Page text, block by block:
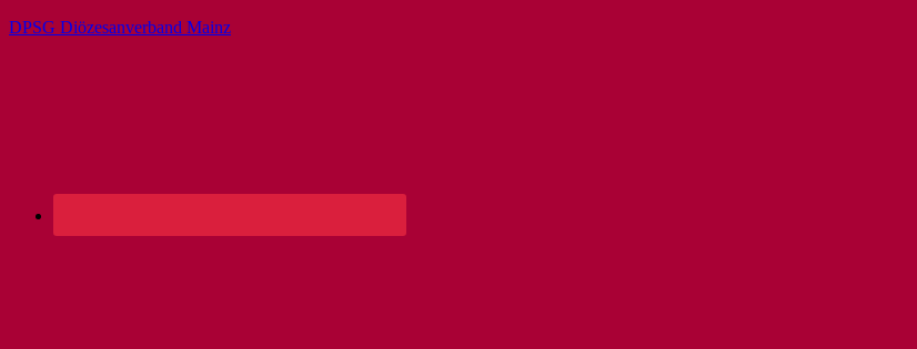
DPSG Diözesanverband Mainz